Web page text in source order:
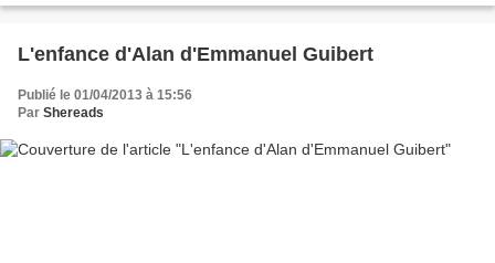
L'enfance d'Alan d'Emmanuel Guibert
Publié le 01/04/2013 à 15:56
Par Shereads